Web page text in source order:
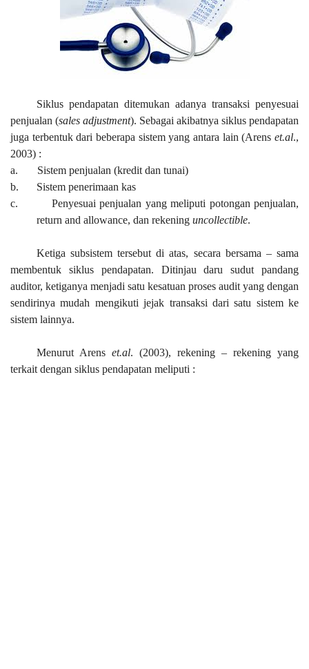
Siklus pendapatan ditemukan adanya transaksi penyesuai
penjualan (sales adjustment). Sebagai akibatnya siklus pendapatan
juga terbentuk dari beberapa sistem yang antara lain (Arens et.al.,
2003) :
a.
Sistem penjualan (kredit dan tunai)
b.
Sistem penerimaan kas
c.
Penyesuai penjualan yang meliputi potongan penjualan,
return and allowance, dan rekening uncollectible.
Ketiga subsistem tersebut di atas, secara bersama – sama
membentuk siklus pendapatan. Ditinjau daru sudut pandang
auditor, ketiganya menjadi satu kesatuan proses audit yang dengan
sendirinya mudah mengikuti jejak transaksi dari satu sistem ke
sistem lainnya.
Menurut Arens et.al. (2003), rekening – rekening yang
terkait dengan siklus pendapatan meliputi :